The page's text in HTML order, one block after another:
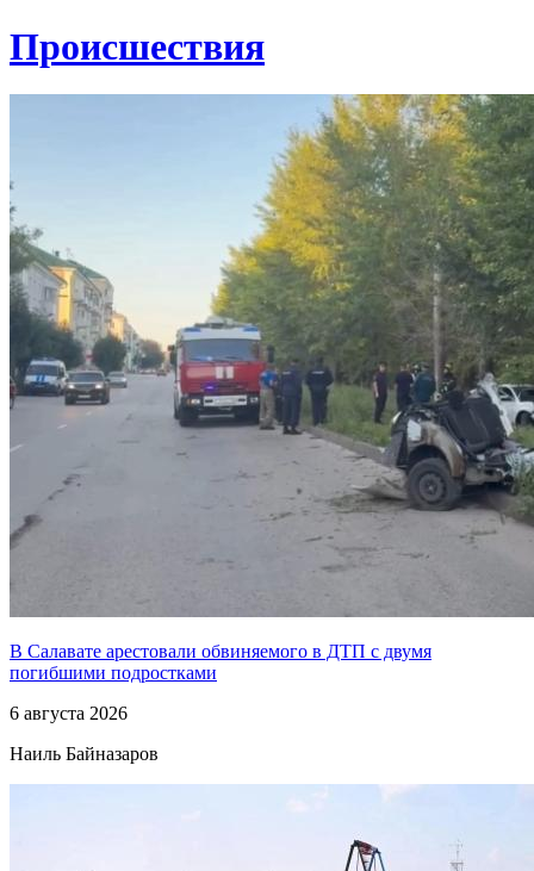
Проиcшествия
В Салавате арестовали обвиняемого в ДТП с двумя
погибшими подростками
6 августа 2026
Наиль Байназаров